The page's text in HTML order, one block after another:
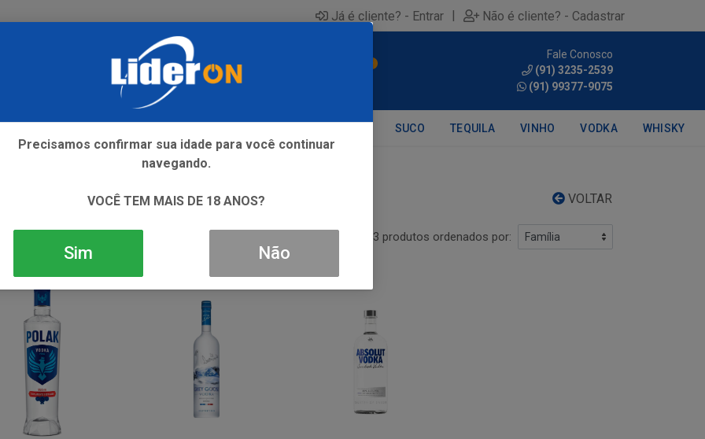
Já é cliente? - Entrar | Não é cliente? - Cadastrar
Fale Conosco
(91) 3235-2539
(91) 99377-9075
SUCO TEQUILA VINHO VODKA WHISKY
VOLTAR
3 produtos ordenados por:
Precisamos confirmar sua idade para você continuar
navegando.
VOCÊ TEM MAIS DE 18 ANOS?
Sim Não